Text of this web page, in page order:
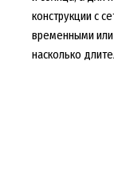
конструкции с
временными или
насколько